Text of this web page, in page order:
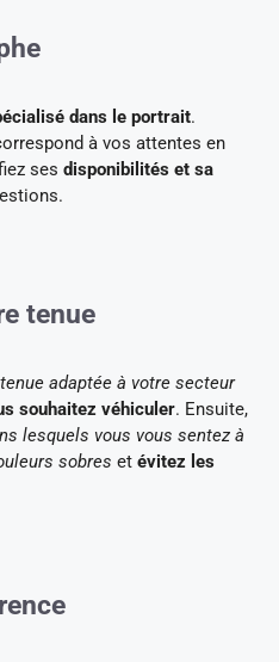
dans le portrait.
à vos attentes en
ses disponibilités et sa
tenue
tenue adaptée à votre secteur
souhaitez véhiculer. Ensuite,
lesquels vous vous sentez à
sobres et évitez les